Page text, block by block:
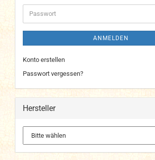
Adresse
Passwort
ANMELDEN
Konto erstellen
Passwort vergessen?
Hersteller